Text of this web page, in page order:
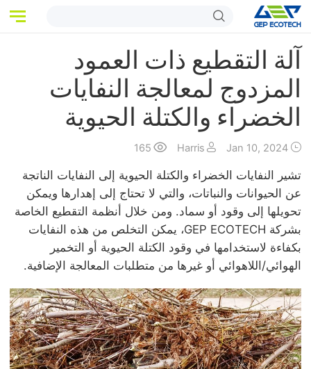
الرئيسية
المنتجات
التطبيقات
الأخبار
عنا
اتصل بنا
آلة التقطيع ذات العمود
المزدوج لمعالجة النفايات
الخضراء والكتلة الحيوية
Jan 10, 2024
Harris
165
تشير النفايات الخضراء والكتلة الحيوية إلى النفايات الناتجة
عن الحيوانات والنباتات، والتي لا تحتاج إلى إهدارها ويمكن
تحويلها إلى وقود أو سماد. ومن خلال أنظمة التقطيع الخاصة
بشركة GEP ECOTECH، يمكن التخلص من هذه النفايات
بكفاءة لاستخدامها في وقود الكتلة الحيوية أو التخمير
الهوائي/اللاهوائي أو غيرها من متطلبات المعالجة الإضافية.